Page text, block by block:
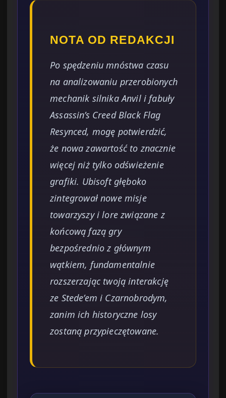
NOTA OD REDAKCJI
Po spędzeniu mnóstwa czasu
na analizowaniu przerobionych
mechanik silnika Anvil i fabuły
Assassin’s Creed Black Flag
Resynced, mogę potwierdzić,
że nowa zawartość to znacznie
więcej niż tylko odświeżenie
grafiki. Ubisoft głęboko
zintegrował nowe misje
towarzyszy i lore związane z
końcową fazą gry
bezpośrednio z głównym
wątkiem, fundamentalnie
rozszerzając twoją interakcję
ze Stede’em i Czarnobrodym,
zanim ich historyczne losy
zostaną przypieczętowane.